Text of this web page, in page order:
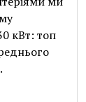
кВт: топ